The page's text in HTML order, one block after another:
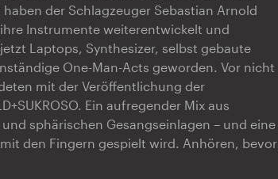
der Schlagzeuger Sebastian Arnold
ihre Instrumente weiterentwickelt und
Laptops, Synthesizer, selbst gebaute
One-Man-Acts geworden. Vor nicht
mit der Veröffentlichung der
Ein aufregender Mix aus
sphärischen Gesangseinlagen – und eine
den Fingern gespielt wird. Anhören, bevor